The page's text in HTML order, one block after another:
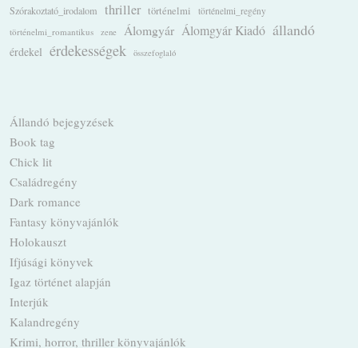
Szórakoztató_irodalom thriller történelmi
történelmi_regény
történelmi_romantikus
zene Álomgyár Álomgyár Kiadó állandó
érdekel érdekességek összefoglaló
Állandó bejegyzések
Book tag
Chick lit
Családregény
Dark romance
Fantasy könyvajánlók
Holokauszt
Ifjúsági könyvek
Igaz történet alapján
Interjúk
Kalandregény
Krimi, horror, thriller könyvajánlók